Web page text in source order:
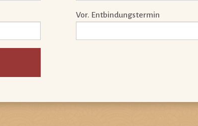
Vor. Entbindungstermin